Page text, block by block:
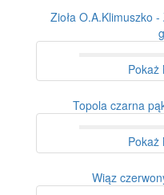
Zioła O.A.Klimuszko
Pokaż
Topola czarna
Pokaż
Wiąz